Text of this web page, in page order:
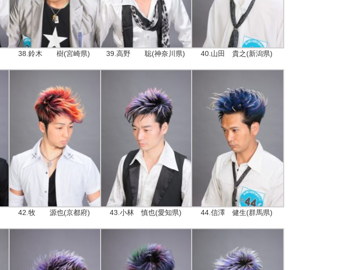
38.鈴木 樹(宮崎県) 39.高野 聡(神奈川県) 40.山田 貴之(新潟県)
42.牧 源也(京都府) 43.小林 慎也(愛知県) 44.信澤 健生(群馬県)